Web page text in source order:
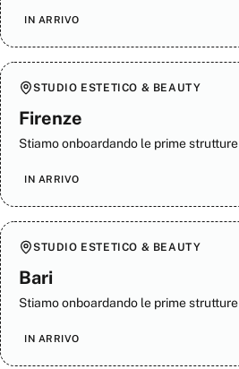
IN ARRIVO
STUDIO ESTETICO & BEAUTY
Firenze
Stiamo onboardando le prime strutture
IN ARRIVO
STUDIO ESTETICO & BEAUTY
Bari
Stiamo onboardando le prime strutture
IN ARRIVO